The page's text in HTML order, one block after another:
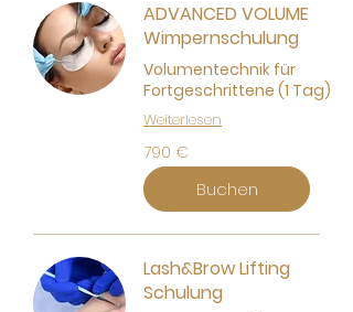
ADVANCED VOLUME
Wimpernschulung
Volumentechnik für
Fortgeschrittene (1 Tag)
Weiterlesen
790
Euro
790 €
Buchen
Lash&Brow Lifting
Schulung